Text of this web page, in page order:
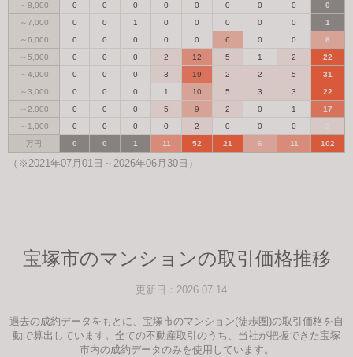
～8,000
0 0 0 0 0 0 0 0
0
～7,000
0 0 1 0 0 0 0 0
1
～6,000
0 0 0 0 0 6 0 0
6
～5,000
0 0 0 2 12 5 1 2
22
～4,000
0 0 0 3 19 2 2 5
31
～3,000
0 0 0 1 10 5 3 3
22
～2,000
0 0 0 5 9 2 0 1
17
～1,000
0 0 0 0 2 0 0 0
万円
0 0 1 11 52 21 6 11 102
（※2021年07月01日～2026年06月30日）
宝塚市のマンションの取引価格推移
更新日：2026.07.14
過去の成約データをもとに、宝塚市のマンション(徒歩圏)の取引価格を自
動で算出しています。全ての不動産取引のうち、当社が把握できた宝塚
市内の成約データのみを使用しています。